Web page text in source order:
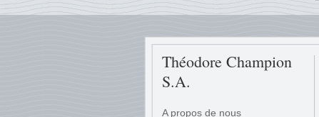
Théodore Champion
S.A.
A propos de nous